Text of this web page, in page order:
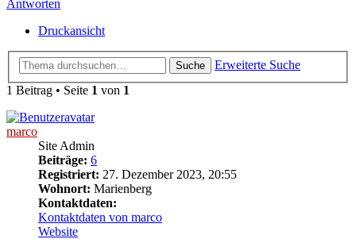
Antworten
Druckansicht
Suche
Erweiterte Suche
1 Beitrag • Seite 1 von 1
marco
Site Admin
Beiträge: 6
Registriert: 27. Dezember 2023, 20:55
Wohnort: Marienberg
Kontaktdaten:
Kontaktdaten von marco
Website